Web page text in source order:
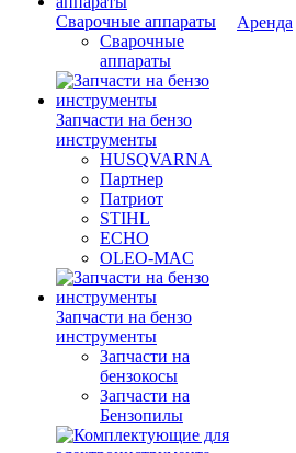
Сварочные аппараты
Сварочные
аппараты
Запчасти на бензо
инструменты
HUSQVARNA
Партнер
Патриот
STIHL
ECHO
OLEO-MAC
Запчасти на бензо
инструменты
Запчасти на
бензокосы
Запчасти на
Бензопилы
Аренда